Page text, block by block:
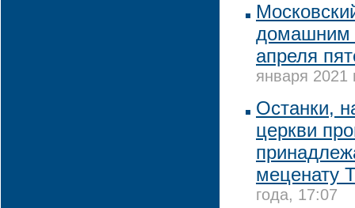
домашним
апреля
января 2021
Останки,
церкви
меценату
года, 17:07